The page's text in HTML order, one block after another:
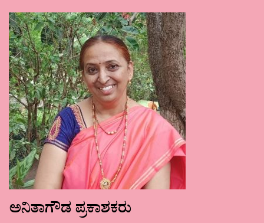
ಅನಿತಾಗೌಡ ಪ್ರಕಾಶಕರು